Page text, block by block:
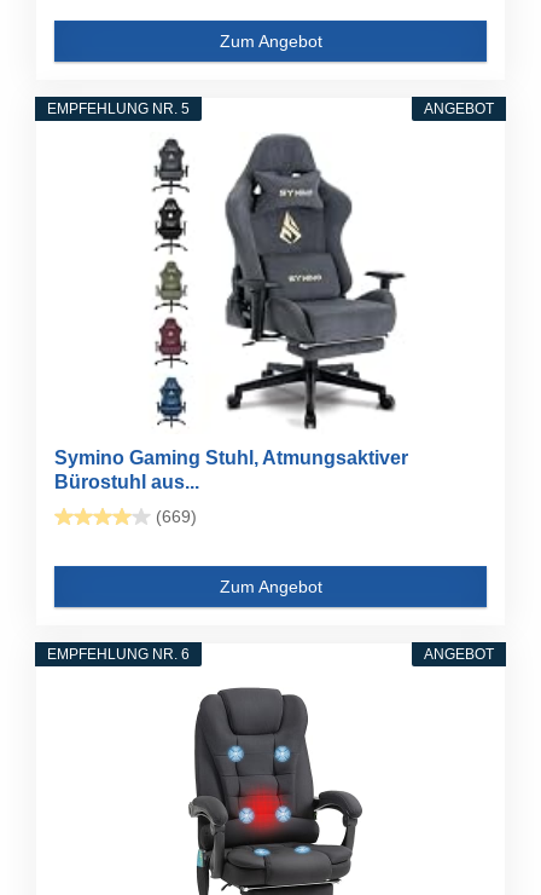
Zum Angebot
ANGEBOT
EMPFEHLUNG NR. 5
Symino Gaming Stuhl, Atmungsaktiver
Bürostuhl aus...
(669)
Zum Angebot
ANGEBOT
EMPFEHLUNG NR. 6